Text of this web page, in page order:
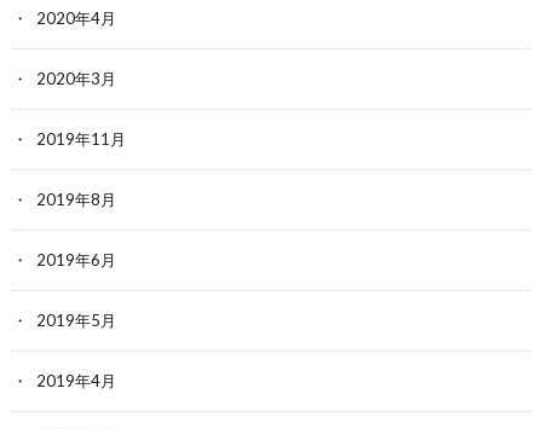
2020年4月
2020年3月
2019年11月
2019年8月
2019年6月
2019年5月
2019年4月